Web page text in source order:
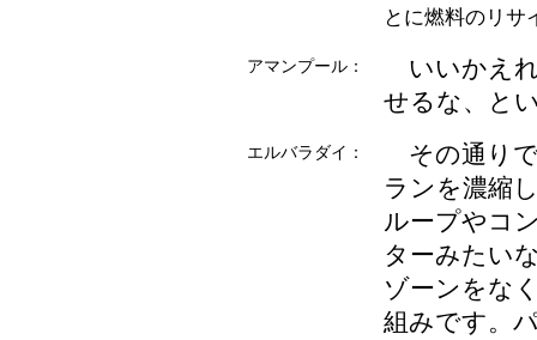
とに燃料のリサ
アマンプール：
いいかえ
せるな、と
エルバラダイ：
その通り
ランを濃縮
ループやコ
ターみたい
ゾーンをな
組みです。